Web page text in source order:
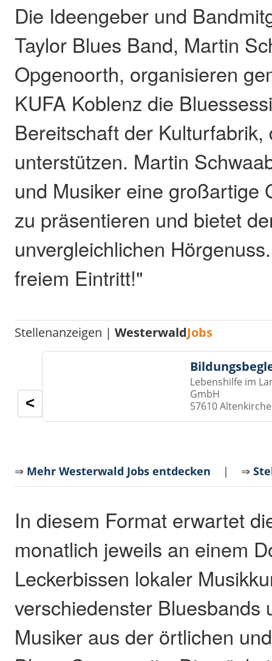
Die Ideengeber und
Taylor Blues Band, Martin
Opgenoorth, organisieren
KUFA Koblenz die
Bereitschaft der Kulturfabrik,
unterstützen. Martin
und Musiker eine großartige
zu präsentieren und bietet
unvergleichlichen
freiem Eintritt!"
Stellenanzeigen |WesterwaldJobs
Lebenshilfe im
GmbH
57610
<
⇒ Mehr Westerwald Jobs entdecken | ⇒
In diesem Format erwartet
monatlich jeweils an einem
Leckerbissen lokaler
verschiedenster Bluesbands
Musiker aus der örtlichen